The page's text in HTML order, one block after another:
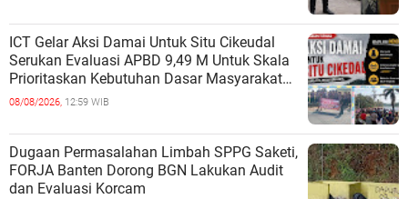
ICT Gelar Aksi Damai Untuk Situ Cikeudal
Serukan Evaluasi APBD 9,49 M Untuk Skala
Prioritaskan Kebutuhan Dasar Masyarakat
Belum Saat nya Butuh Kawasa
08/08/2026, 12:59 WIB
Dugaan Permasalahan Limbah SPPG Saketi,
FORJA Banten Dorong BGN Lakukan Audit
dan Evaluasi Korcam